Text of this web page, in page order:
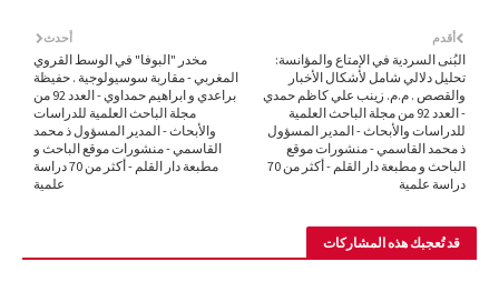
أحدث
مخدر "البوفا" في الوسط القروي
المغربي - مقاربة سوسيولوجية . حفيظة
براعدي و ابراهيم حمداوي - العدد 92 من
مجلة الباحث العلمية للدراسات
والأبحاث - المدير المسؤول ذ محمد
القاسمي - منشورات موقع الباحث و
مطبعة دار القلم - أكثر من 70 دراسة
علمية
أقدم
البُنى السردية في الإمتاع والمؤانسة:
تحليل دلالي شامل لأشكال الأخبار
والقصص . م.م. زينب علي كاظم حمدي
- العدد 92 من مجلة الباحث العلمية
للدراسات والأبحاث - المدير المسؤول
ذ محمد القاسمي - منشورات موقع
الباحث و مطبعة دار القلم - أكثر من 70
دراسة علمية
قد تُعجبك هذه المشاركات